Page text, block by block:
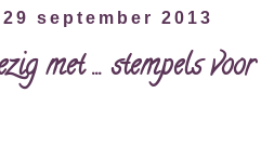
september 2013
met ... stempels